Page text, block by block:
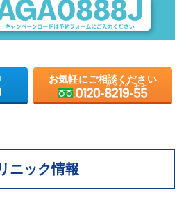
お気軽にご相談ください
ニック情報